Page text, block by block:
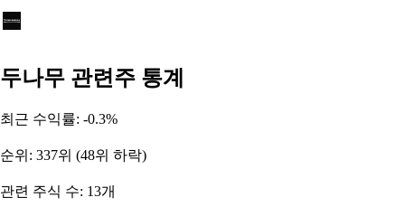
두나무 관련주 통계
최근 수익률: -0.3%
순위: 337위 (48위 하락)
관련 주식 수: 13개